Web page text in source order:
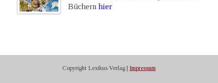
Büchern hier
Copyright Lexikus Verlag | Impressum